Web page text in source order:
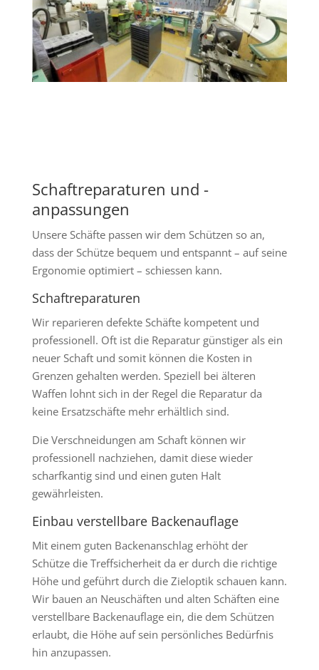
Schaftreparaturen und -
anpassungen
Unsere Schäfte passen wir dem Schützen so an,
dass der Schütze bequem und entspannt – auf seine
Ergonomie optimiert – schiessen kann.
Schaftreparaturen
Wir reparieren defekte Schäfte kompetent und
professionell. Oft ist die Reparatur günstiger als ein
neuer Schaft und somit können die Kosten in
Grenzen gehalten werden. Speziell bei älteren
Waffen lohnt sich in der Regel die Reparatur da
keine Ersatzschäfte mehr erhältlich sind.
Die Verschneidungen am Schaft können wir
professionell nachziehen, damit diese wieder
scharfkantig sind und einen guten Halt
gewährleisten.
Einbau verstellbare Backenauflage
Mit einem guten Backenanschlag erhöht der
Schütze die Treffsicherheit da er durch die richtige
Höhe und geführt durch die Zieloptik schauen kann.
Wir bauen an Neuschäften und alten Schäften eine
verstellbare Backenauflage ein, die dem Schützen
erlaubt, die Höhe auf sein persönliches Bedürfnis
hin anzupassen.